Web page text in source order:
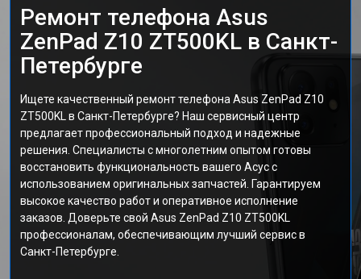
Ремонт телефона Asus
ZenPad Z10 ZT500KL в Санкт-
Петербурге
Ищете качественный ремонт телефона Asus ZenPad Z10
ZT500KL в Санкт-Петербурге? Наш сервисный центр
предлагает профессиональный подход и надежные
решения. Специалисты с многолетним опытом готовы
восстановить функциональность вашего Асус с
использованием оригинальных запчастей. Гарантируем
высокое качество работ и оперативное исполнение
заказов. Доверьте свой Asus ZenPad Z10 ZT500KL
профессионалам, обеспечивающим лучший сервис в
Санкт-Петербурге.